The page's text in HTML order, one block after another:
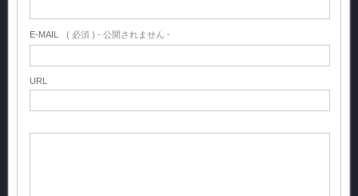
E-MAIL ( 必須 ) - 公開されません -
URL